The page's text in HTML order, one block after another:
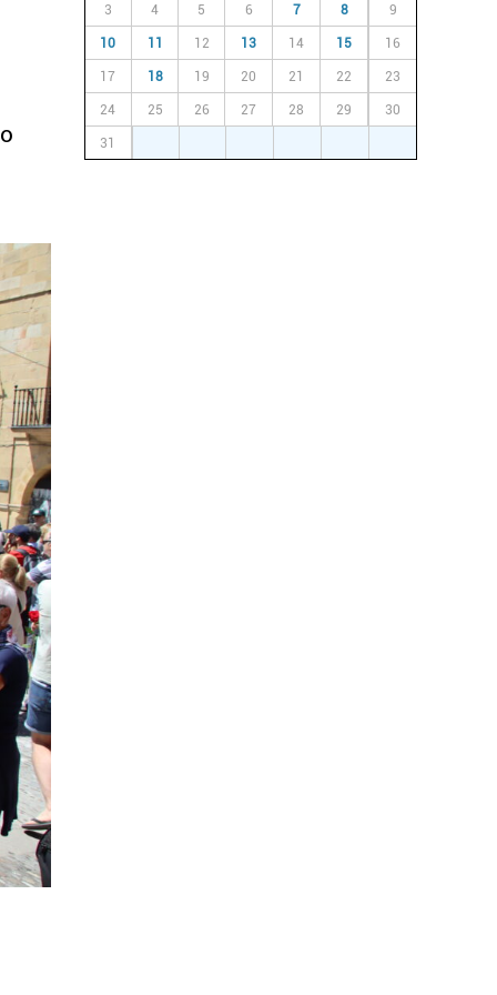
3 4 5 6 7 8 9
10 11 12 13 14 15 16
17 18 19 20 21 22 23
24 25 26 27 28 29 30
31